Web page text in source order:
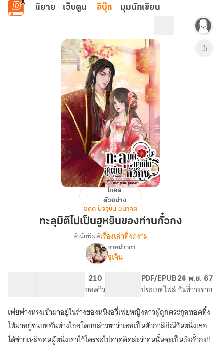
ข้ามไปยังเนื้อหาหลัก
นิยาย เว็บตูน อีบุ๊ก มุมนักเขียน
ไป
โหลด
ตัวอย่าง
อดีต ปัจจุบัน อนาคต
ทะลุมิติไปเป็นฮูหยินของท่านกั๋วกง
เรื่อง(มี
E-
เป็น
ฮู
หยิน
ของ
สำนักพิมพ์เรื่องเล่าที่งดงาม
นามปากกา
ซูเจิน
จำนวนคำ จำนวนหน้า (A5)
210
ยอดวิวระดับเนื้อหา
PDF/EPUB
ประเภทไฟล์
26 พ.ย. 67
วันที่วางขาย
เฟยฟางหรงเข้ามาอยู่ในร่างของหนิงอวี่เฟยหญิงสาวผู้ถูกตระกูลทอดทิ้ง
ให้มาอยู่ชนบทอันห่างไกลโดยกล่าวหาว่าเธอเป็นตัวกาลิกิณีวันหนึ่งเธอ
ได้ช่วยเหลือคนผู้หนึ่งเอาไว้ใครจะไปคาดคิดล่ะว่าคนนั้นจะเป็นถึงกั๋วกง!!